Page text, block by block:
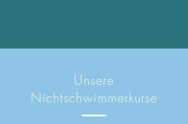
Unsere
Nichtschwimmerkurse